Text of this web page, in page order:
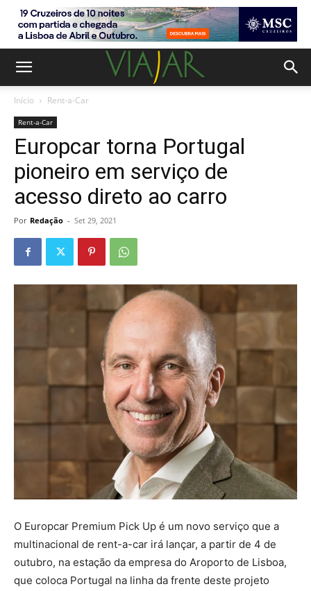
Início Rent-a-Car
Rent-a-Car
Europcar torna Portugal
pioneiro em serviço de
acesso direto ao carro
Por Redação - Set 29, 2021
O Europcar Premium Pick Up é um novo serviço que a
multinacional de rent-a-car irá lançar, a partir de 4 de
outubro, na estação da empresa do Aroporto de Lisboa,
que coloca Portugal na linha da frente deste projeto